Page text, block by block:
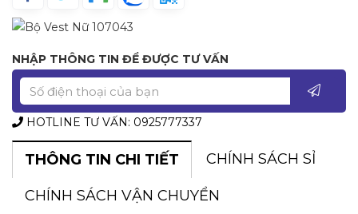
NHẬP THÔNG TIN ĐỂ ĐƯỢC TƯ VẤN
HOTLINE TƯ VẤN: 0925777337
THÔNG TIN CHI TIẾT CHÍNH SÁCH SỈ
CHÍNH SÁCH VẬN CHUYỂN